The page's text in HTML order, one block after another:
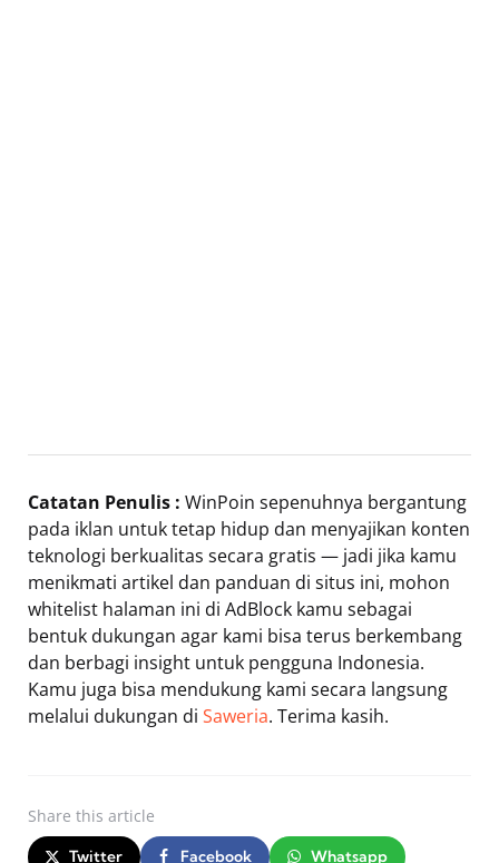
Catatan Penulis : WinPoin sepenuhnya bergantung
pada iklan untuk tetap hidup dan menyajikan konten
teknologi berkualitas secara gratis — jadi jika kamu
menikmati artikel dan panduan di situs ini, mohon
whitelist halaman ini di AdBlock kamu sebagai
bentuk dukungan agar kami bisa terus berkembang
dan berbagi insight untuk pengguna Indonesia.
Kamu juga bisa mendukung kami secara langsung
melalui dukungan di Saweria. Terima kasih.
Share this article
Twitter Facebook Whatsapp